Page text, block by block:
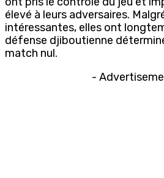
élevé à leurs adversaires.
intéressantes, elles ont
défense djiboutienne
match nul.
-